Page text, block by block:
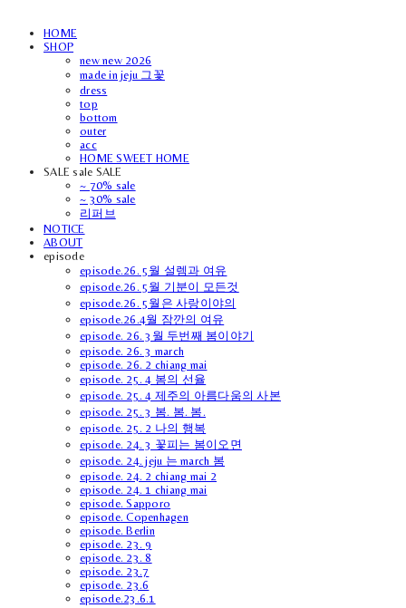
HOME
SHOP
new new 2026
made in jeju 그꽃
dress
top
bottom
outer
acc
HOME SWEET HOME
SALE sale SALE
~ 70% sale
~ 30% sale
리퍼브
NOTICE
ABOUT
episode
episode.26. 5월 설렘과 여유
episode.26. 5월 기분이 모든것
episode.26. 5월은 사랑이야의
episode.26.4월 잠깐의 여유
episode. 26. 3월 두번째 봄이야기
episode. 26. 3 march
episode. 26. 2 chiang mai
episode. 25. 4 봄의 선율
episode. 25. 4 제주의 아름다움의 사본
episode. 25. 3 봄. 봄. 봄.
episode. 25. 2 나의 행복
episode. 24. 3 꽃피는 봄이오면
episode. 24. jeju 는 march 봄
episode. 24. 2 chiang mai 2
episode. 24. 1 chiang mai
episode. Sapporo
episode. Copenhagen
episode. Berlin
episode. 23. 9
episode. 23. 8
episode. 23.7
episode. 23.6
episode.23.6.1